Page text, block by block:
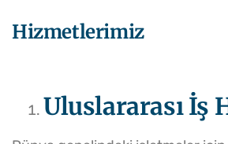
Hizmetlerimiz
Uluslararası İş